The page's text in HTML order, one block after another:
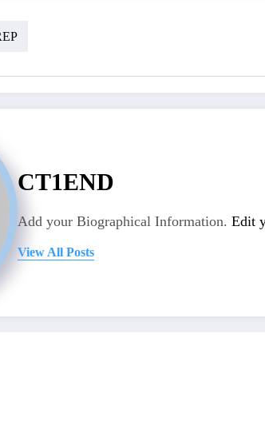
CT1END
Add your Biographical Information. Edit
View All Posts